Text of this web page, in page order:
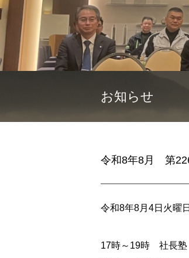
お知らせ
令和8年8月 第
令和8年8月4日火曜日
17時～19時 社長塾